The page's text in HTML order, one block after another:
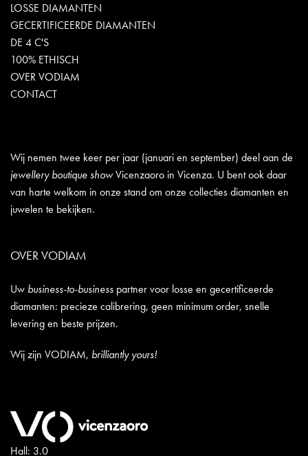
LOSSE DIAMANTEN
GECERTIFICEERDE DIAMANTEN
DE 4 C'S
100% ETHISCH
OVER VODIAM
CONTACT
Wij nemen twee keer per jaar (januari en september) deel aan de
jewellery boutique showVicenzaoro in Vicenza. U bent ook daar
van harte welkom in onze stand om onze collecties diamanten en
juwelen te bekijken.
OVER VODIAM
Uw business-to-business partner voor losse en gecertificeerde
diamanten: precieze calibrering, geen minimum order, snelle
levering en beste prijzen.
Wij zijn VODIAM, brilliantly yours!
Hall: 3.0